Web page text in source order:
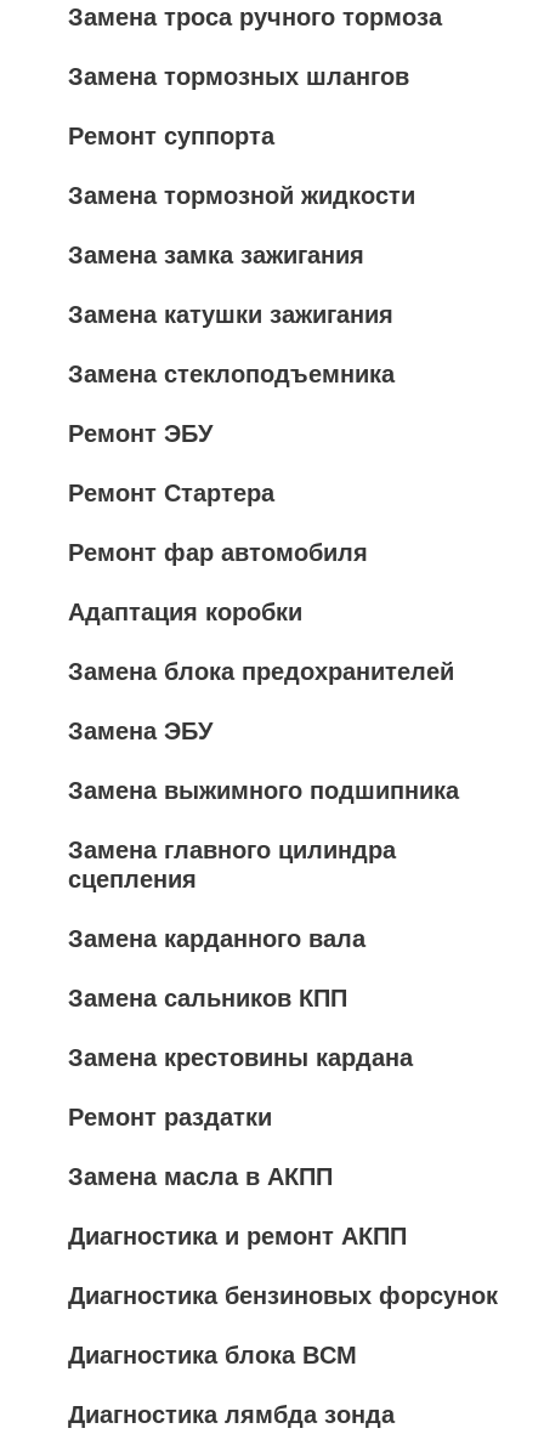
Замена троса ручного тормоза
Замена тормозных шлангов
Ремонт суппорта
Замена тормозной жидкости
Замена замка зажигания
Замена катушки зажигания
Замена стеклоподъемника
Ремонт ЭБУ
Ремонт Стартера
Ремонт фар автомобиля
Адаптация коробки
Замена блока предохранителей
Замена ЭБУ
Замена выжимного подшипника
Замена главного цилиндра
сцепления
Замена карданного вала
Замена сальников КПП
Замена крестовины кардана
Ремонт раздатки
Замена масла в АКПП
Диагностика и ремонт АКПП
Диагностика бензиновых форсунок
Диагностика блока BCM
Диагностика лямбда зонда